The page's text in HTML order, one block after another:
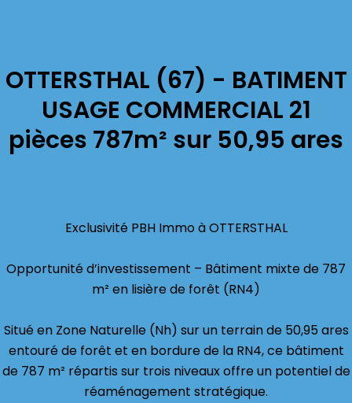
OTTERSTHAL (67) - BATIMENT
USAGE COMMERCIAL 21
pièces 787m² sur 50,95 ares
Exclusivité PBH Immo à OTTERSTHAL
Opportunité d’investissement – Bâtiment mixte de 787
m² en lisière de forêt (RN4)
Situé en Zone Naturelle (Nh) sur un terrain de 50,95 ares
entouré de forêt et en bordure de la RN4, ce bâtiment
de 787 m² répartis sur trois niveaux offre un potentiel de
réaménagement stratégique.